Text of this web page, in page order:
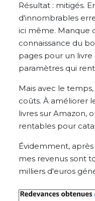
Résultat : mitigés.
d'innombrables
ici même. Manque
connaissance du
pages pour un
paramètres qui
Mais avec le
coûts. À améliorer
livres sur Amazon,
rentables pour
Évidemment,
mes revenus sont
milliers d'euros